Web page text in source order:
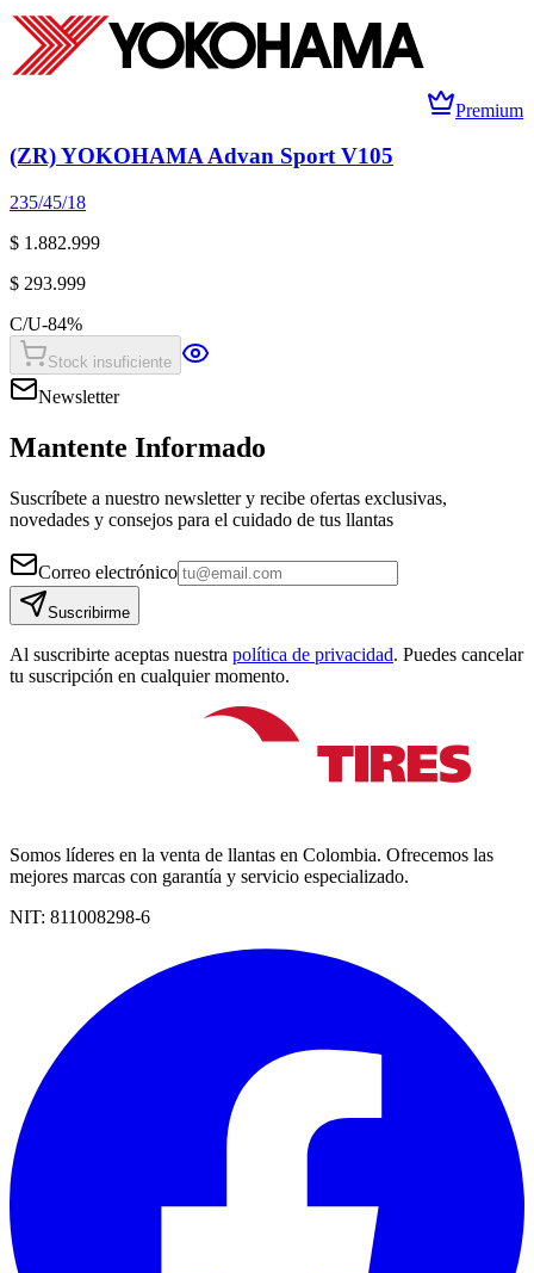
Premium
(ZR) YOKOHAMA Advan Sport V105
235/45/18
$ 1.882.999
$ 293.999
C/U-84%
Stock insuficiente
Newsletter
Mantente Informado
Suscríbete a nuestro newsletter y recibe ofertas exclusivas,
novedades y consejos para el cuidado de tus llantas
Correo electrónico
Suscribirme
Al suscribirte aceptas nuestra política de privacidad. Puedes cancelar
tu suscripción en cualquier momento.
Somos líderes en la venta de llantas en Colombia. Ofrecemos las
mejores marcas con garantía y servicio especializado.
NIT: 811008298-6